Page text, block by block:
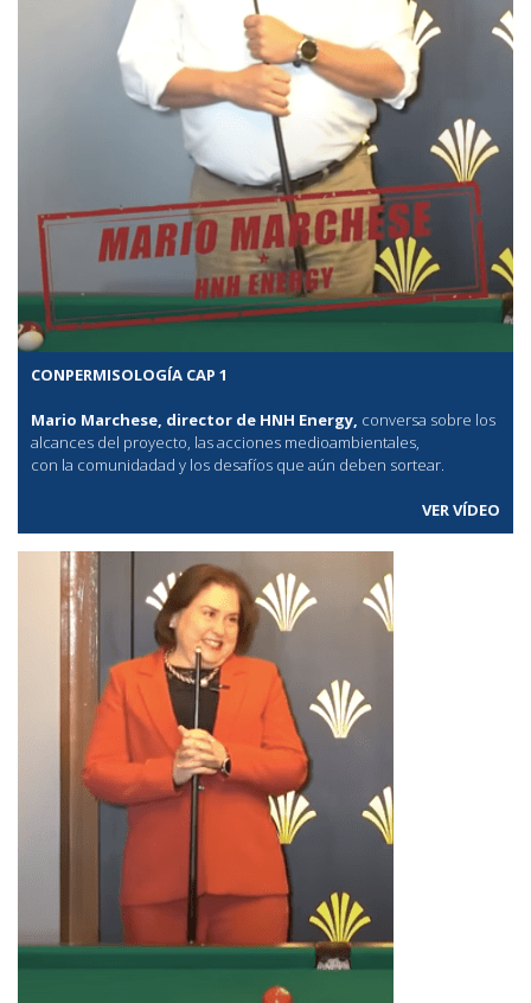
CONPERMISOLOGÍA CAP 1
Mario Marchese, director de HNH Energy, conversa sobre los
alcances del proyecto, las acciones medioambientales,
con la comunidadad y los desafíos que aún deben sortear.
VER VÍDEO